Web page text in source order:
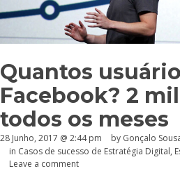
Quantos
Facebook? 2
todos os meses
28 Junho, 2017 @ 2:44 pm by Gonçalo
in Casos de sucesso de Estratégia Digital,
Leave a comment